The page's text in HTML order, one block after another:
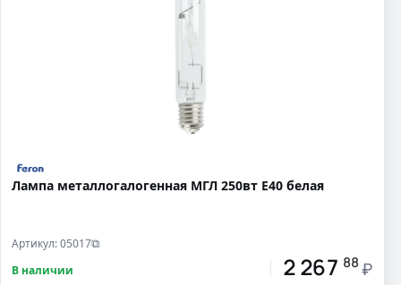
Лампа металлогалогенная МГЛ 250вт Е40 белая
Артикул: 05017⧉
В наличии 2 267 88 ₽